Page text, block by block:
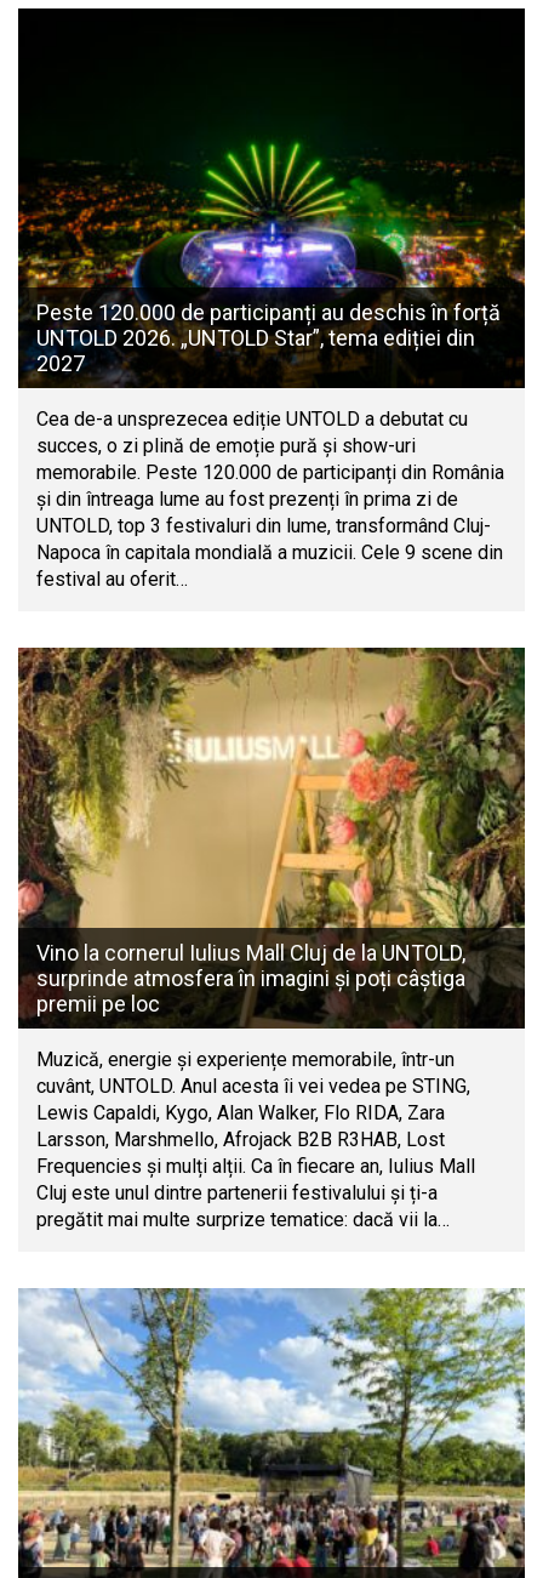
Peste 120.000 de participanți au deschis în forță
UNTOLD 2026. „UNTOLD Star”, tema ediției din
2027
Cea de-a unsprezecea ediție UNTOLD a debutat cu
succes, o zi plină de emoție pură și show-uri
memorabile. Peste 120.000 de participanți din România
și din întreaga lume au fost prezenți în prima zi de
UNTOLD, top 3 festivaluri din lume, transformând Cluj-
Napoca în capitala mondială a muzicii. Cele 9 scene din
festival au oferit…
Vino la cornerul Iulius Mall Cluj de la UNTOLD,
surprinde atmosfera în imagini și poți câștiga
premii pe loc
Muzică, energie și experiențe memorabile, într-un
cuvânt, UNTOLD. Anul acesta îi vei vedea pe STING,
Lewis Capaldi, Kygo, Alan Walker, Flo RIDA, Zara
Larsson, Marshmello, Afrojack B2B R3HAB, Lost
Frequencies și mulți alții. Ca în fiecare an, Iulius Mall
Cluj este unul dintre partenerii festivalului și ți-a
pregătit mai multe surprize tematice: dacă vii la…